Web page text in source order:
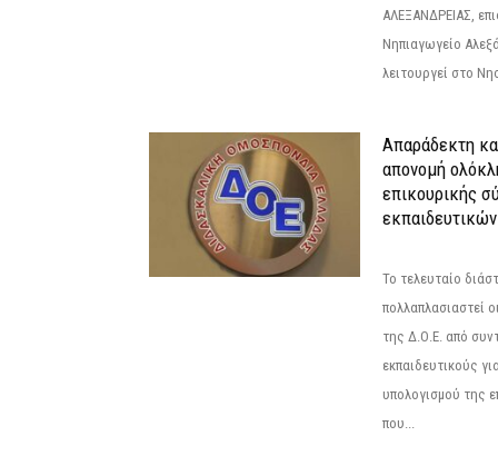
ΑΛΕΞΑΝΔΡΕΙΑΣ,
Νηπιαγωγείο
λειτουργεί στο
Απαράδεκτη
απονομή
επικουρικής
εκπαιδευτικών
Το τελευταίο
πολλαπλασιαστεί
της Δ.Ο.Ε. από
εκπαιδευτικούς
υπολογισμού της
που...